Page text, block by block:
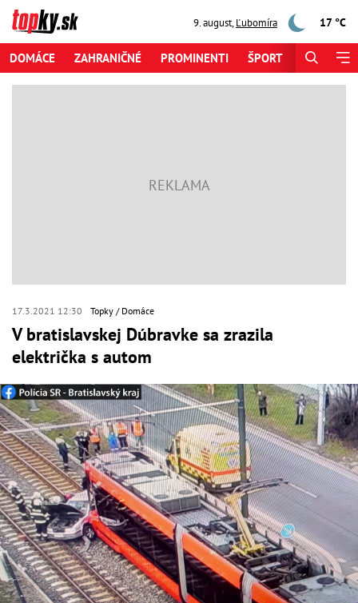
9. august,Ľubomíra 17 °C
DOMÁCE ZAHRANIČNÉ PROMINENTI ŠPORT
17.3.2021 12:30 Topky Domáce
V bratislavskej Dúbravke sa zrazila
električka s autom